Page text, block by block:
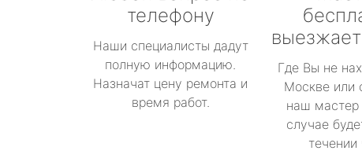
телефону
Наши специалисты дадут
полную информацию.
Назначат цену ремонта и
время работ.
Где Вы не
Москве или
наш
случае
течении